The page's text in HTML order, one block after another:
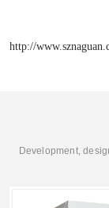
http://
Development,